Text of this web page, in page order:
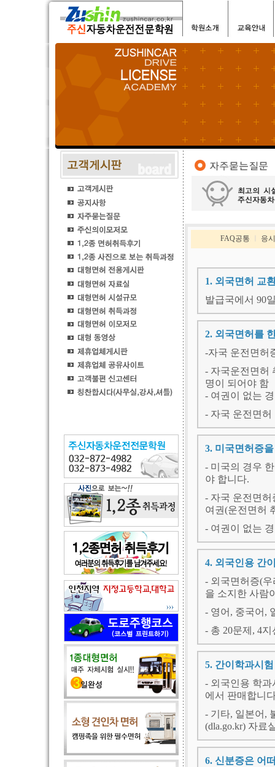
FAQ공통 응
1. 외국면허 교
발급국에서 90
2. 외국면허를
-자국 운전면허
- 자국운전면허
명이 되어야 함
- 여권이 없는
- 자국 운전면
3. 미국면허증
- 미국의 경우
야 합니다.
- 자국 운전면허
여권(운전면허
- 여권이 없는
4. 외국인용 간
- 외국면허증(
을 소지한 사람
- 영어, 중국어,
- 총 20문제, 4지
5. 간이학과시
- 외국인용 학
에서 판매합니
- 기타, 일본어,
(dla.go.kr) 자료
6. 신분증은 어